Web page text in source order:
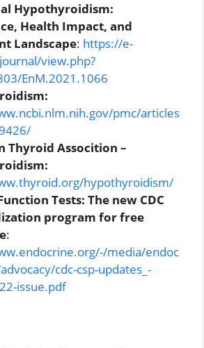
Hypothyroidism:
Health Impact, and
Landscape: https://e-
view.php?
EnM.2021.1066
pmc/articles
Thyroid Assocition –
hypothyroidism/
Tests: The new CDC
program for free
:
media/endoc
cdc-csp-updates_-
issue.pdf